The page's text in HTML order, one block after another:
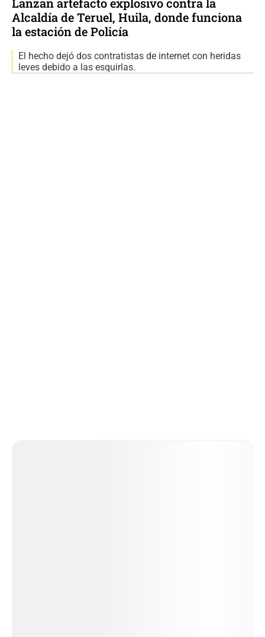
Alcaldía de Teruel, Huila, donde funciona
la estación de Policía
El hecho dejó dos contratistas de internet con heridas
leves debido a las esquirlas.